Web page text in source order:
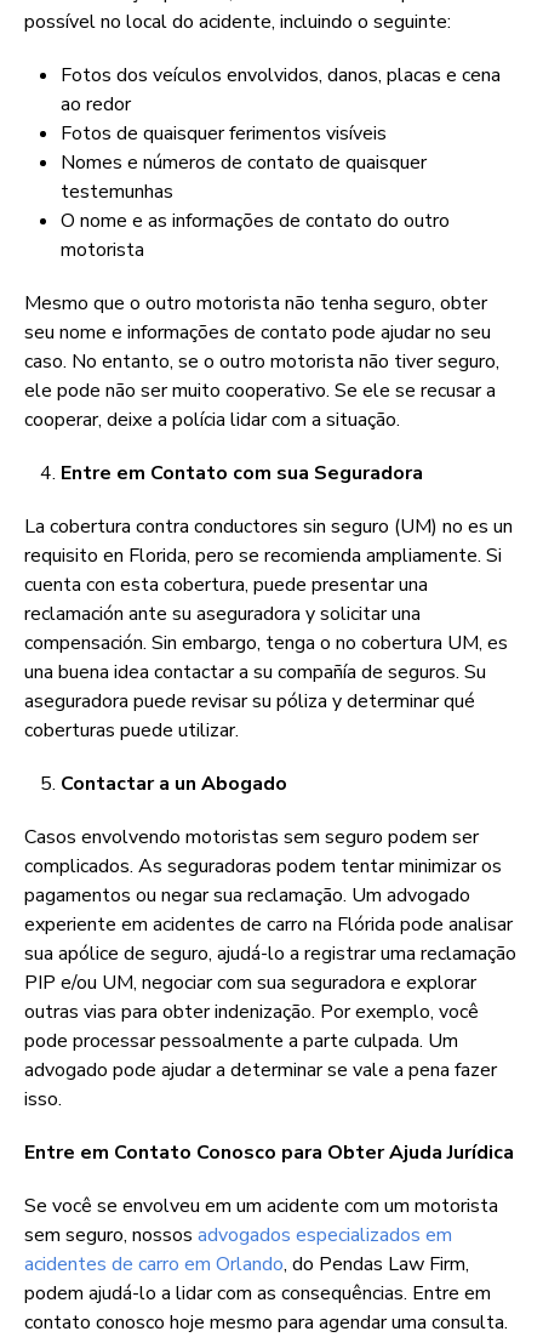
possível no local do acidente, incluindo o seguinte:
Fotos dos veículos envolvidos, danos, placas e cena
ao redor
Fotos de quaisquer ferimentos visíveis
Nomes e números de contato de quaisquer
testemunhas
O nome e as informações de contato do outro
motorista
Mesmo que o outro motorista não tenha seguro, obter
seu nome e informações de contato pode ajudar no seu
caso. No entanto, se o outro motorista não tiver seguro,
ele pode não ser muito cooperativo. Se ele se recusar a
cooperar, deixe a polícia lidar com a situação.
Entre em Contato com sua Seguradora
La cobertura contra conductores sin seguro (UM) no es un
requisito en Florida, pero se recomienda ampliamente. Si
cuenta con esta cobertura, puede presentar una
reclamación ante su aseguradora y solicitar una
compensación. Sin embargo, tenga o no cobertura UM, es
una buena idea contactar a su compañía de seguros. Su
aseguradora puede revisar su póliza y determinar qué
coberturas puede utilizar.
Contactar a un Abogado
Casos envolvendo motoristas sem seguro podem ser
complicados. As seguradoras podem tentar minimizar os
pagamentos ou negar sua reclamação. Um advogado
experiente em acidentes de carro na Flórida pode analisar
sua apólice de seguro, ajudá-lo a registrar uma reclamação
PIP e/ou UM, negociar com sua seguradora e explorar
outras vias para obter indenização. Por exemplo, você
pode processar pessoalmente a parte culpada. Um
advogado pode ajudar a determinar se vale a pena fazer
isso.
Entre em Contato Conosco para Obter Ajuda Jurídica
Se você se envolveu em um acidente com um motorista
sem seguro, nossos advogados especializados em
acidentes de carro em Orlando, do Pendas Law Firm,
podem ajudá-lo a lidar com as consequências. Entre em
contato conosco hoje mesmo para agendar uma consulta.